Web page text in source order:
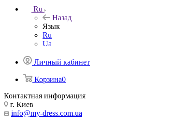
Ru
Назад
Язык
Ru
Ua
Личный кабинет
Корзина0
Контактная информация
г. Киев
info@my-dress.com.ua